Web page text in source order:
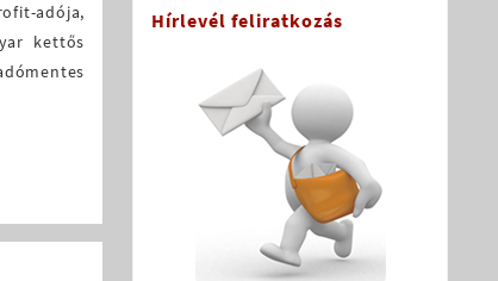
adója,
kettős
Hírlevél feliratkozás